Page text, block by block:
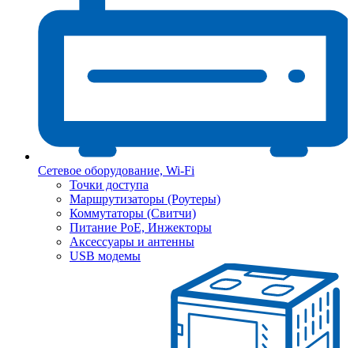
Сетевое оборудование, Wi-Fi
Точки доступа
Маршрутизаторы (Роутеры)
Коммутаторы (Свитчи)
Питание PoE, Инжекторы
Аксессуары и антенны
USB модемы